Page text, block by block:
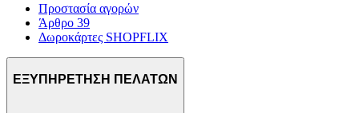
Προστασία αγορών
Άρθρο 39
Δωροκάρτες SHOPFLIX
ΕΞΥΠΗΡΕΤΗΣΗ ΠΕΛΑΤΩΝ